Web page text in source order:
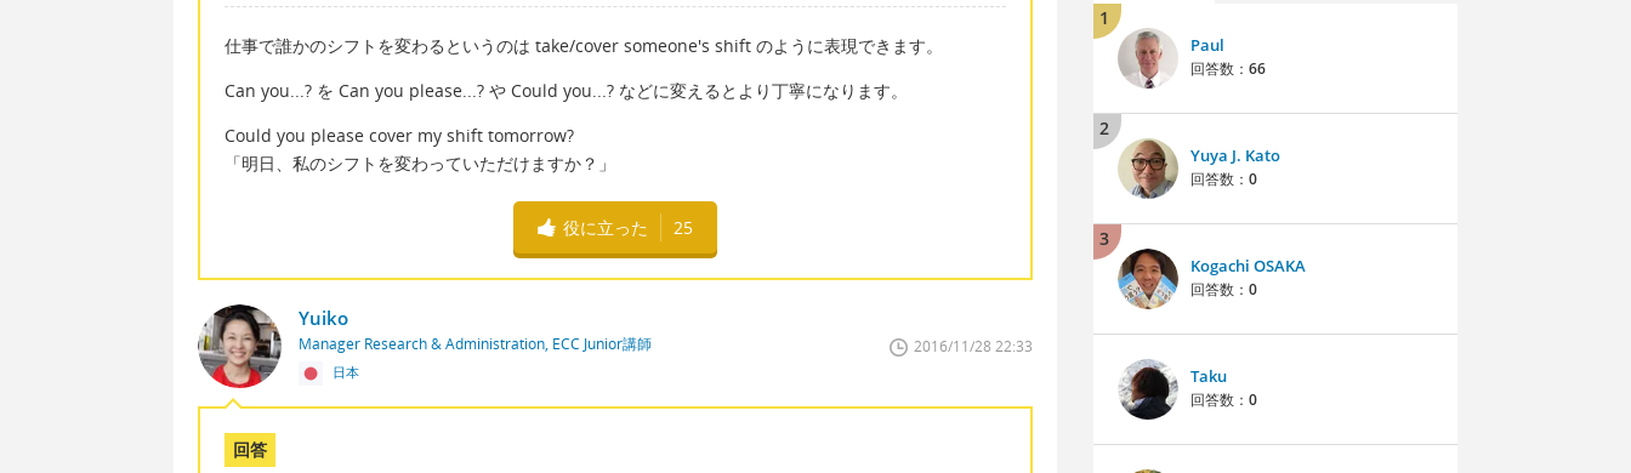
仕事で誰かのシフトを変わるというのは take/cover someone's shift のように表現できます。
Can you...? を Can you please...? や Could you...? などに変えるとより丁寧になります。
Could you please cover my shift tomorrow?
「明日、私のシフトを変わっていただけますか？」
役に立った 25
Yuiko
Manager Research & Administration, ECC Junior講師
日本
2016/11/28 22:33
回答
1
Paul
回答数： 66
2
Yuya J. Kato
回答数： 0
3
Kogachi OSAKA
回答数： 0
Taku
回答数： 0